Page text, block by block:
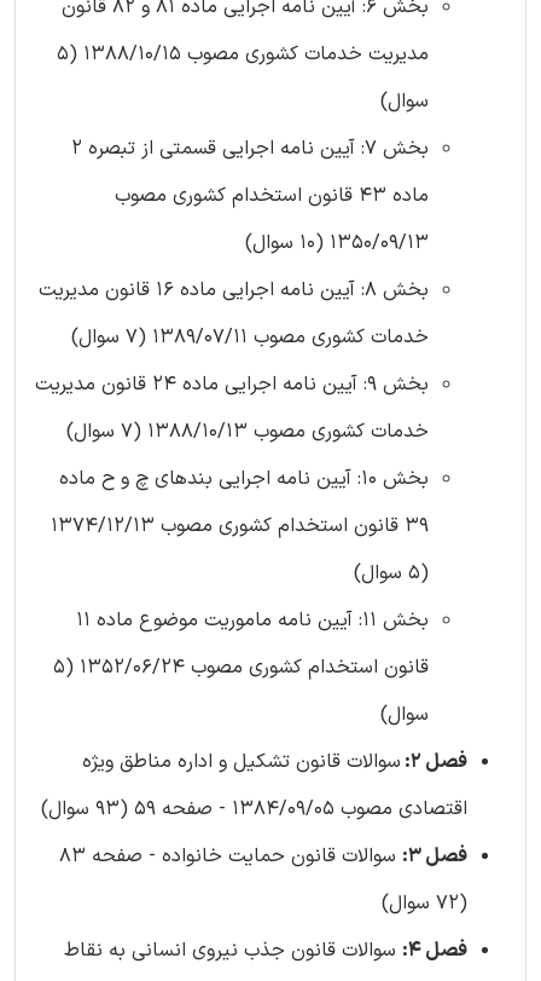
بخش 6: آیین نامه اجرایی ماده 81 و 82 قانون
مدیریت خدمات کشوری مصوب 1388/10/15 (5
سوال)
بخش 7: آیین نامه اجرایی قسمتی از تبصره 2
ماده 43 قانون استخدام کشوری مصوب
1350/09/13 (10 سوال)
بخش 8: آیین نامه اجرایی ماده 16 قانون مدیریت
خدمات کشوری مصوب 1389/07/11 (7 سوال)
بخش 9: آیین نامه اجرایی ماده 24 قانون مدیریت
خدمات کشوری مصوب 1388/10/13 (7 سوال)
بخش 10: آیین نامه اجرایی بندهای چ و ح ماده
39 قانون استخدام کشوری مصوب 1374/12/13
(5 سوال)
بخش 11: آیین نامه ماموریت موضوع ماده 11
قانون استخدام کشوری مصوب 1352/06/24 (5
سوال)
فصل 2:
سوالات قانون تشکیل و اداره مناطق ویژه
اقتصادی مصوب 1384/09/05 - صفحه 59 (93 سوال)
فصل 3:
سوالات قانون حمایت خانواده - صفحه 83
(72 سوال)
فصل 4:
سوالات قانون جذب نیروی انسانی به نقاط